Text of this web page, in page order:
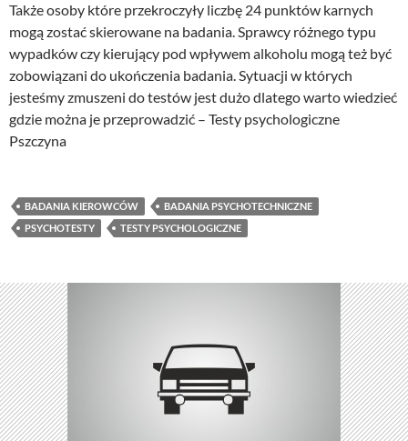
Także osoby które przekroczyły liczbę 24 punktów karnych
mogą zostać skierowane na badania. Sprawcy różnego typu
wypadków czy kierujący pod wpływem alkoholu mogą też być
zobowiązani do ukończenia badania. Sytuacji w których
jesteśmy zmuszeni do testów jest dużo dlatego warto wiedzieć
gdzie można je przeprowadzić – Testy psychologiczne
Pszczyna
BADANIA KIEROWCÓW
BADANIA PSYCHOTECHNICZNE
PSYCHOTESTY
TESTY PSYCHOLOGICZNE